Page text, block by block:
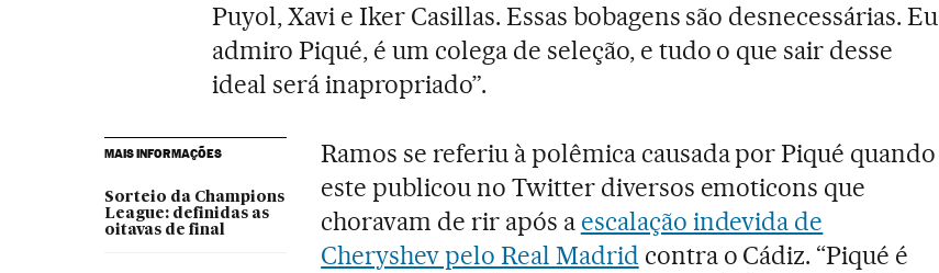
Puyol, Xavi e Iker Casillas. Essas bobagens são desnecessárias. Eu
admiro Piqué, é um colega de seleção, e tudo o que sair desse
ideal será inapropriado”.
MAIS INFORMAÇÕES
Sorteio da Champions
League: definidas as
oitavas de final
Ramos se referiu à polêmica causada por Piqué quando
este publicou no Twitter diversos emoticons que
choravam de rir após a escalação indevida de
Cheryshev pelo Real Madrid contra o Cádiz. “Piqué é